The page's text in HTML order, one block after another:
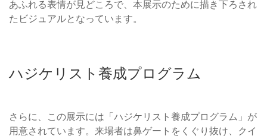
あふれる表情が見どころで、本展示のために描き下ろされ
たビジュアルとなっています。
ハジケリスト養成プログラム
さらに、この展示には「ハジケリスト養成プログラム」が
用意されています。来場者は鼻ゲートをくぐり抜け、クイ